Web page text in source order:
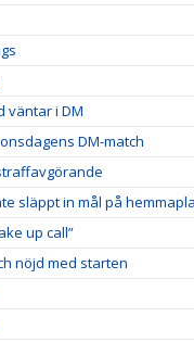
väntar i DM
DM-match
släppt in mål på
up call”
nöjd med starten